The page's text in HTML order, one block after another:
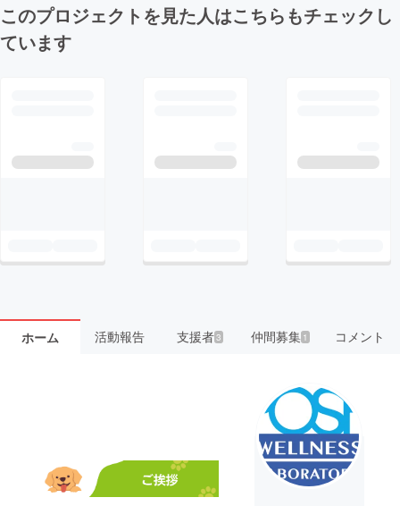
このプロジェクトを見た人はこちらもチェックし
ています
ホーム 活動報告 支援者3 仲間募集 1 コメント